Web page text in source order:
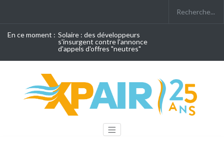
En ce moment : Solaire : des développeurs
s'insurgent contre l'annonce
d'appels d'offres "neutres"